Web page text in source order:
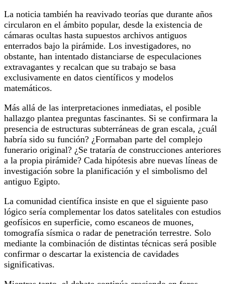
La noticia también ha reavivado teorías que durante años
circularon en el ámbito popular, desde la existencia de
cámaras ocultas hasta supuestos archivos antiguos
enterrados bajo la pirámide. Los investigadores, no
obstante, han intentado distanciarse de especulaciones
extravagantes y recalcan que su trabajo se basa
exclusivamente en datos científicos y modelos
matemáticos.
Más allá de las interpretaciones inmediatas, el posible
hallazgo plantea preguntas fascinantes. Si se confirmara la
presencia de estructuras subterráneas de gran escala, ¿cuál
habría sido su función? ¿Formaban parte del complejo
funerario original? ¿Se trataría de construcciones anteriores
a la propia pirámide? Cada hipótesis abre nuevas líneas de
investigación sobre la planificación y el simbolismo del
antiguo Egipto.
La comunidad científica insiste en que el siguiente paso
lógico sería complementar los datos satelitales con estudios
geofísicos en superficie, como escaneos de muones,
tomografía sísmica o radar de penetración terrestre. Solo
mediante la combinación de distintas técnicas será posible
confirmar o descartar la existencia de cavidades
significativas.